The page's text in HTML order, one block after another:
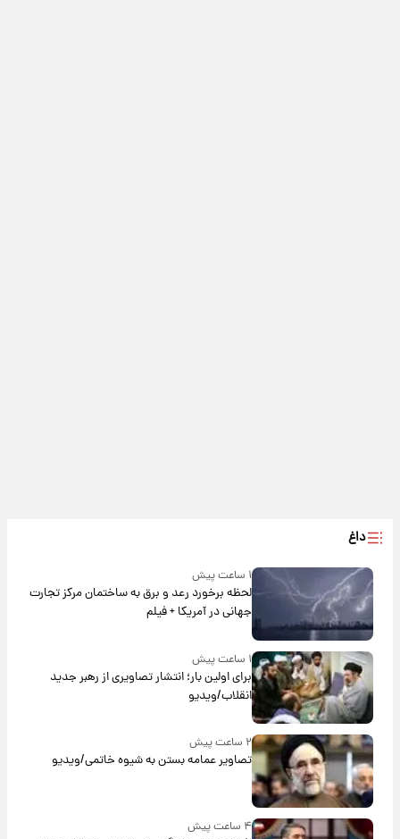
داغ
۱ ساعت پیش
لحظه برخورد رعد و برق به ساختمان مرکز تجارت
جهانی در آمریکا + فیلم
۱ ساعت پیش
برای اولین بار؛ انتشار تصاویری از رهبر جدید
انقلاب/ویدیو
۲ ساعت پیش
تصاویر عمامه بستن به شیوه خاتمی/ویدیو
۴ ساعت پیش